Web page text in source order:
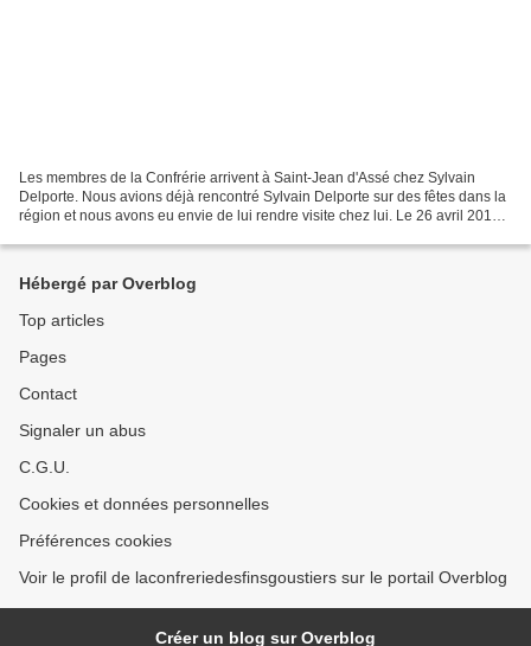
Les membres de la Confrérie arrivent à Saint-Jean d'Assé chez Sylvain
Delporte. Nous avions déjà rencontré Sylvain Delporte sur des fêtes dans la
région et nous avons eu envie de lui rendre visite chez lui. Le 26 avril 2014
Hébergé par Overblog
Top articles
Pages
Contact
Signaler un abus
C.G.U.
Cookies et données personnelles
Préférences cookies
Voir le profil de laconfreriedesfinsgoustiers sur le portail Overblog
Créer un blog sur Overblog